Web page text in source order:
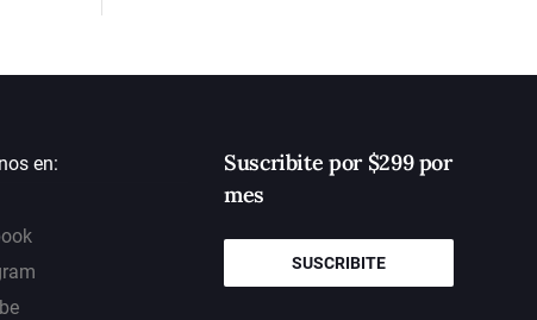
en:
Suscribite por $299 por
mes
SUSCRIBITE